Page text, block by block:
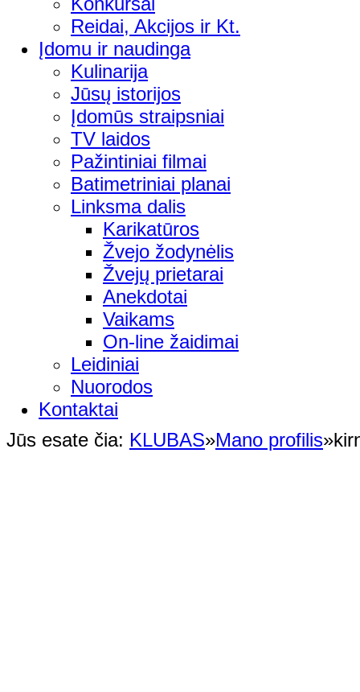
Reidai, Akcijos ir Kt.
Įdomu ir naudinga
Kulinarija
Jūsų istorijos
Įdomūs straipsniai
TV laidos
Pažintiniai filmai
Batimetriniai planai
Linksma dalis
Karikatūros
Žvejo žodynėlis
Žvejų prietarai
Anekdotai
Vaikams
On-line žaidimai
Leidiniai
Nuorodos
Kontaktai
Jūs esate čia: KLUBAS»Mano profilis»